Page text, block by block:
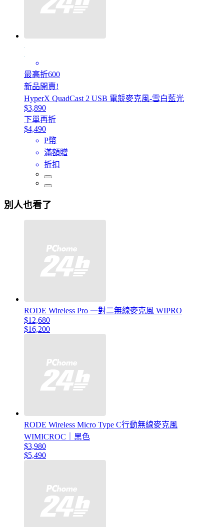
最高折600
新品開賣!
HyperX QuadCast 2 USB 電競麥克風-雪白藍光
$3,890
下單再折
$4,490
P幣
滿額贈
折扣
別人也看了
RODE Wireless Pro 一對二無線麥克風 WIPRO
$12,680
$16,200
RODE Wireless Micro Type C行動無線麥克風
WIMICROC｜黑色
$3,980
$5,490